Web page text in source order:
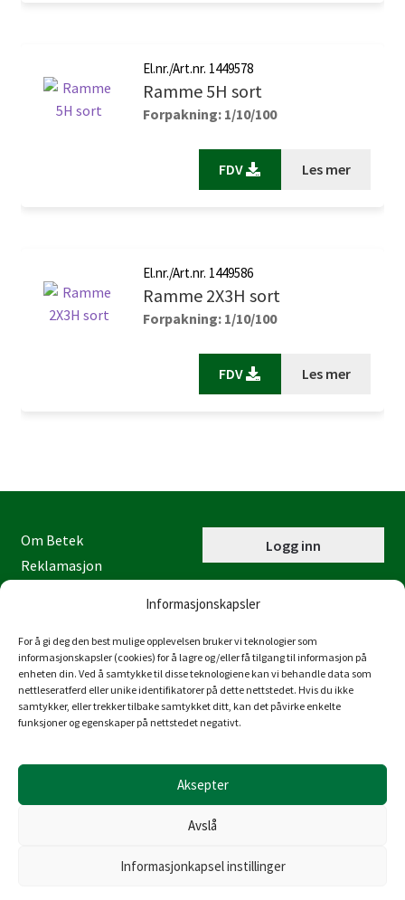
Informasjonskapsler
For å gi deg den best mulige opplevelsen bruker vi teknologier som
informasjonskapsler (cookies) for å lagre og/eller få tilgang til informasjon på
enheten din. Ved å samtykke til disse teknologiene kan vi behandle data som
nettleseratferd eller unike identifikatorer på dette nettstedet. Hvis du ikke
samtykker, eller trekker tilbake samtykket ditt, kan det påvirke enkelte
funksjoner og egenskaper på nettstedet negativt.
Aksepter
Avslå
Informasjonkapsel instillinger
El.nr./Art.nr. 1449578
Ramme 5H sort
Forpakning: 1/10/100
FDV Les mer
El.nr./Art.nr. 1449586
Ramme 2X3H sort
Forpakning: 1/10/100
FDV Les mer
Logg inn
Juraveien 4
4636 Kristiansand
Tlf: 38 53 15 00
Org.nr.: 980 832 481
Om Betek
Reklamasjon
Personvernerklæring
Åpenhetsloven
© Copyright Betek Norge AS 2026